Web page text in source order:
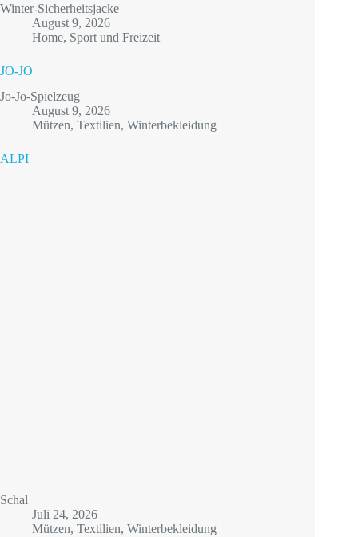
Winter-Sicherheitsjacke
August 9, 2026
Home, Sport und Freizeit
JO-JO
Jo-Jo-Spielzeug
August 9, 2026
Mützen, Textilien, Winterbekleidung
ALPI
Schal
Juli 24, 2026
Mützen, Textilien, Winterbekleidung